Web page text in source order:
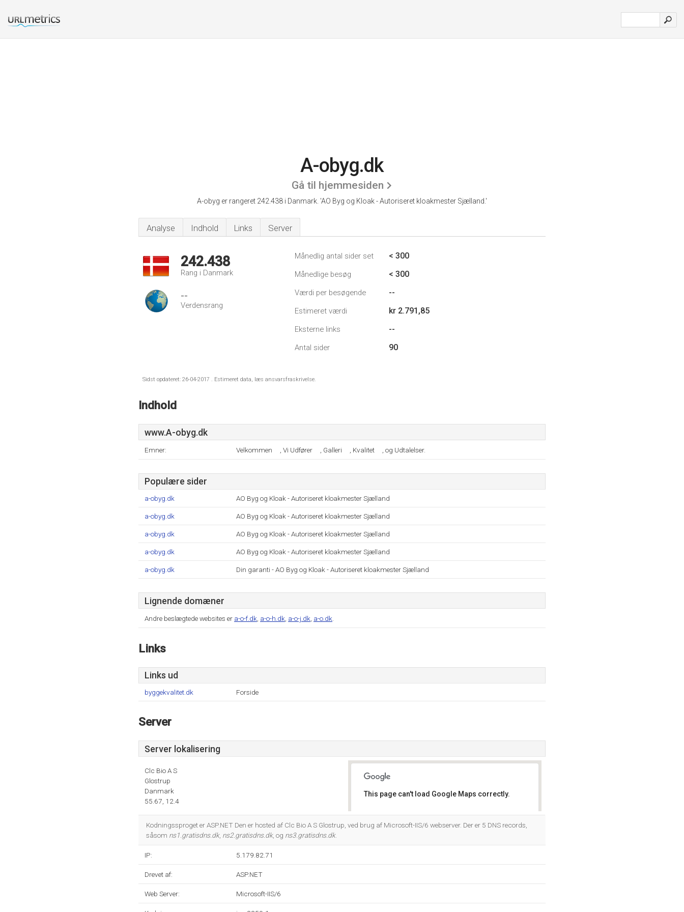
A-obyg.dk
Gå til hjemmesiden
A-obyg er rangeret 242.438 i Danmark. 'AO Byg og Kloak - Autoriseret kloakmester Sjælland.'
Analyse Indhold Links Server
242.438
Rang i Danmark
--
Verdensrang
Månedlig antal sider set < 300
Månedlige besøg < 300
Værdi per besøgende --
Estimeret værdi kr 2.791,85
Eksterne links --
Antal sider 90
Sidst opdateret: 26-04-2017 . Estimeret data, læs ansvarsfraskrivelse.
Indhold
www.A-obyg.dk
Emner: Velkommen , Vi Udfører , Galleri , Kvalitet , og Udtalelser.
Populære sider
a-obyg.dk AO Byg og Kloak - Autoriseret kloakmester Sjælland
a-obyg.dk AO Byg og Kloak - Autoriseret kloakmester Sjælland
a-obyg.dk AO Byg og Kloak - Autoriseret kloakmester Sjælland
a-obyg.dk AO Byg og Kloak - Autoriseret kloakmester Sjælland
a-obyg.dk Din garanti - AO Byg og Kloak - Autoriseret kloakmester Sjælland
Lignende domæner
Andre beslægtede websites er a-o-f.dk a-o-h.dk a-o-j.dk a-o.dk
Links
Links ud
byggekvalitet.dk Forside
Server
Server lokalisering
Clc Bio A S
Glostrup
Danmark
55.67, 12.4
This page can't load Google Maps correctly.
Kodningssproget er ASP.NET Den er hosted af Clc Bio A S Glostrup, ved brug af Microsoft-IIS/6 webserver. Der er 5 DNS records,
såsom ns1.gratisdns.dk, ns2.gratisdns.dk, og ns3.gratisdns.dk.
IP: 5.179.82.71
Drevet af: ASP.NET
Web Server: Microsoft-IIS/6